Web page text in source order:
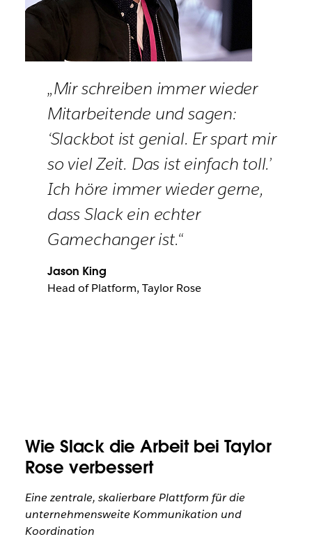
„Mir schreiben immer wieder
Mitarbeitende und sagen:
‘Slackbot ist genial. Er spart mir
so viel Zeit. Das ist einfach toll.’
Ich höre immer wieder gerne,
dass Slack ein echter
Gamechanger ist.“
Jason King
Head of Platform, Taylor Rose
Wie Slack die Arbeit bei Taylor
Rose verbessert
Eine zentrale, skalierbare Plattform für die
unternehmensweite Kommunikation und
Koordination